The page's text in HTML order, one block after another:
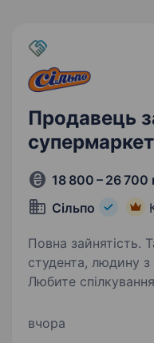
Продавець
супермаркет
18 800 – 26 700
Сільпо
Повна зайнятість.
студента, людину з
Любите
настрій?
вчора